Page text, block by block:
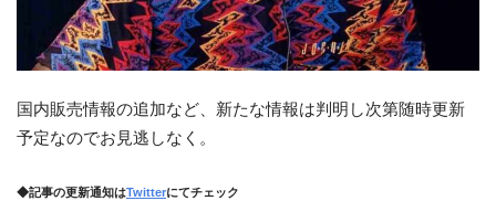
国内販売情報の追加など、新たな情報は判明し次第随時更新
予定なのでお見逃しなく。
◆記事の更新通知はTwitterにてチェック